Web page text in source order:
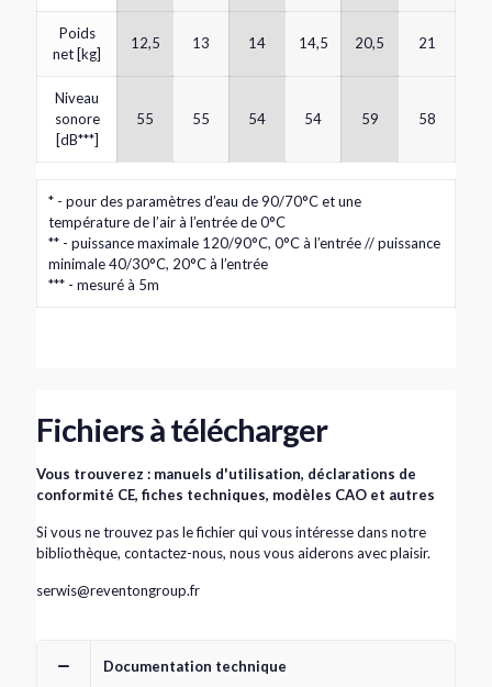
Poids
net [kg]
12,5 13 14 14,5 20,5 21
Niveau
sonore
[dB***]
55 55 54 54 59 58
* - pour des paramètres d’eau de 90/70°C et une
température de l’air à l’entrée de 0°C
** - puissance maximale 120/90°C, 0°C à l’entrée // puissance
minimale 40/30°C, 20°C à l’entrée
*** - mesuré à 5m
Fichiers à télécharger
Vous trouverez : manuels d'utilisation, déclarations de
conformité CE, fiches techniques, modèles CAO et autres
Si vous ne trouvez pas le fichier qui vous intéresse dans notre
bibliothèque, contactez-nous, nous vous aiderons avec plaisir.
serwis@reventongroup.fr
Documentation technique